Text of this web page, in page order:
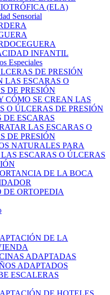
(ELA)
Sensorial
INFANTIL
Especiales
DE PRESIÓN
LAS ESCARAS O
DE PRESIÓN
CÓMO SE CREAN LAS
O ÚLCERAS DE PRESIÓN
DE ESCARAS
LAS ESCARAS O
DE PRESIÓN
NATURALES PARA
ESCARAS O ÚLCERAS
DE LA BOCA
ORTOPEDIA
DE LA
ADAPTADAS
ADAPTADOS
ESCALERAS
DE HOTELES